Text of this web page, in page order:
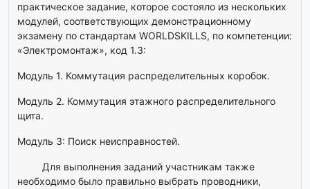
практическое задание, которое состояло из нескольких
модулей, соответствующих демонстрационному
экзамену по стандартам WORLDSKILLS, по компетенции:
«Электромонтаж», код 1.3:
Модуль 1. Коммутация распределительных коробок.
Модуль 2. Коммутация этажного распределительного
щита.
Модуль 3: Поиск неисправностей.
Для выполнения заданий участникам также
необходимо было правильно выбрать проводники,